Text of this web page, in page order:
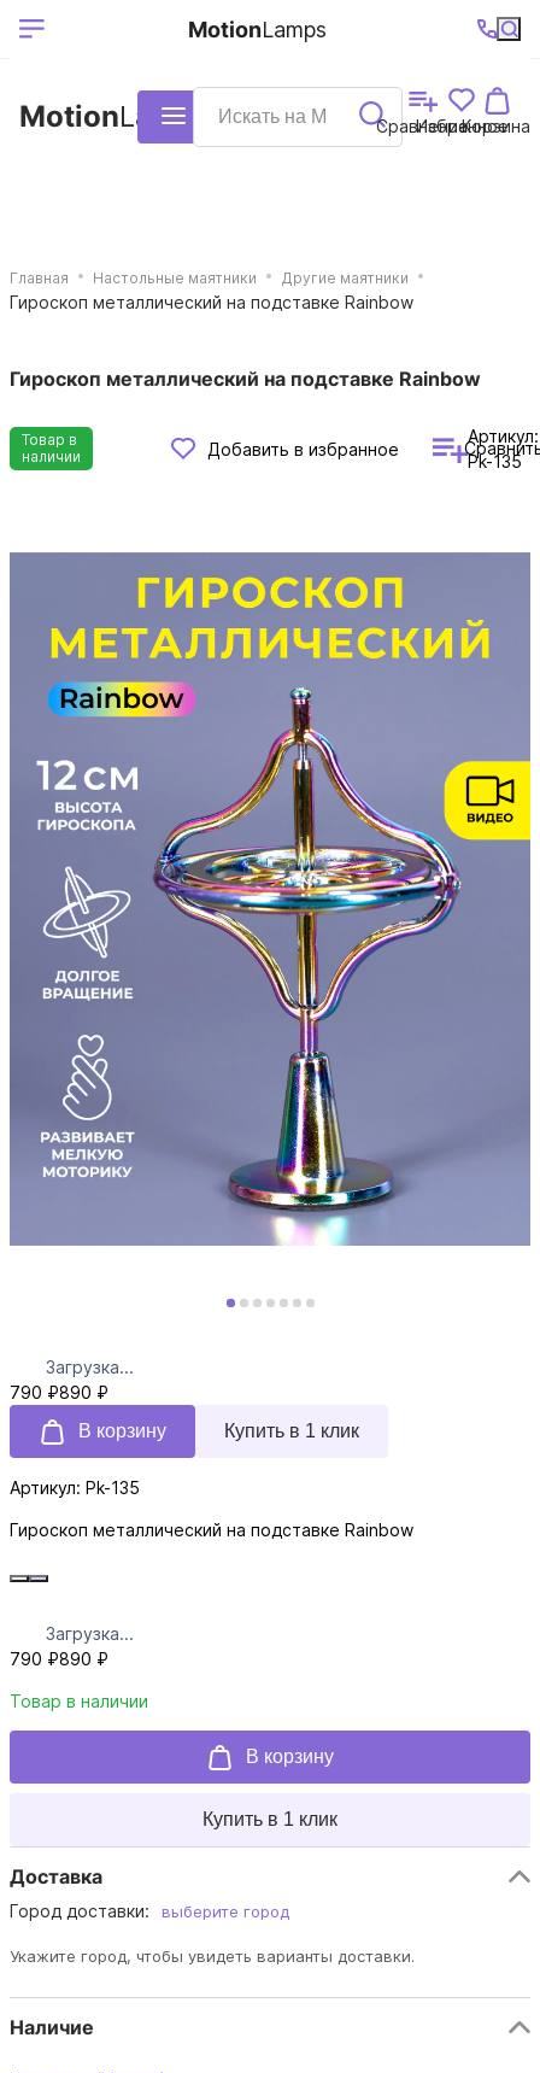
Ваш регион
Выберите ваш
+7 (495)740-
38-68
График
работы
MotionLamps Каталог Сравнение
Избранное
Корзина
MotionLamps
Главная Настольные маятники Другие маятники
Гироскоп металлический на подставке Rainbow
Гироскоп металлический на подставке Rainbow
Товар в
наличии
Добавить в избранное
Артикул:
Pk-135
Загрузка...
790 ₽890 ₽
В корзину
Купить в 1 клик
Артикул: Pk-135
Гироскоп металлический на подставке Rainbow
Загрузка...
790 ₽890 ₽
Товар в наличии
В корзину
Купить в 1 клик
Доставка
Город доставки: выберите город
Укажите город, чтобы увидеть варианты доставки.
Наличие